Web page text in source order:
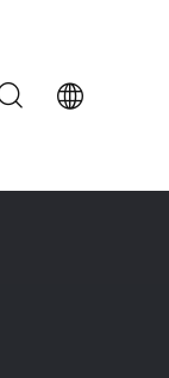
SK330-8